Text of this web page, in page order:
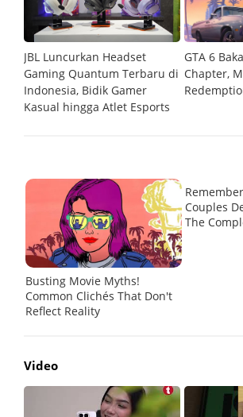
JBL Luncurkan Headset
Gaming Quantum Terbaru di
Indonesia, Bidik Gamer
Kasual hingga Atlet Esports
GTA 6
Chapter,
Video